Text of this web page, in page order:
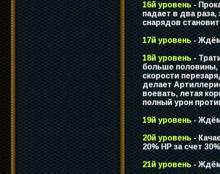
16й уровень -
падает в два раза,
снарядов
17й уровень-
18й уровень-
больше половины,
скорости
делает
воевать, летая
полный урон
19й уровень-
20й уровень-
20% HP за счет
21й уровень-